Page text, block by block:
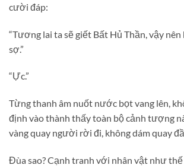
cười đáp:
“Tương lai ta sẽ giết Bất Hủ Thần, vậy nên
sợ.”
“Ực.”
Từng thanh âm nuốt nước bọt vang lên,
định vào thành thấy toàn bộ cảnh tượng
vàng quay người rời đi, không dám quay
Đùa sao? Cạnh tranh với nhân vật như thế